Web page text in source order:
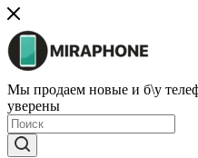
Мы продаем новые и б\у
уверены